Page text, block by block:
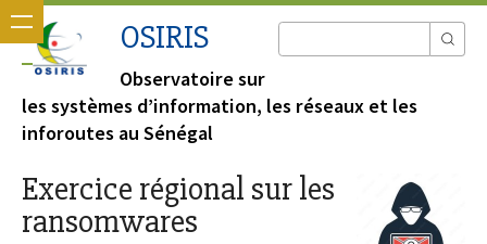
OSIRIS
Observatoire sur
les systèmes d’information, les réseaux et les
inforoutes au Sénégal
Exercice régional sur les
ransomwares